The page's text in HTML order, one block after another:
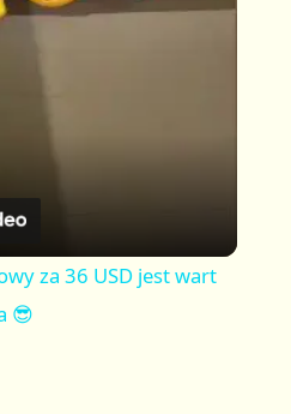
a
V
i za 36 USD jest wart
😎